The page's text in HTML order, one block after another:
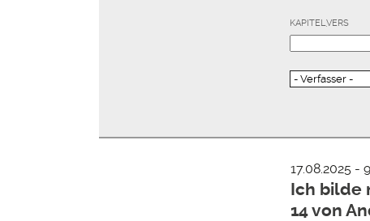
KAPITEL,VERS
17.08.2025 -
Ich bilde
14 von